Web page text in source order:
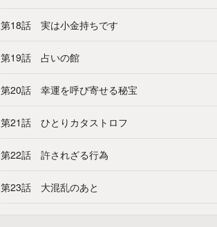
第18話 実は小金持ちです
第19話 占いの館
第20話 幸運を呼び寄せる秘宝
第21話 ひとりカタストロフ
第22話 許されざる行為
第23話 大混乱のあと